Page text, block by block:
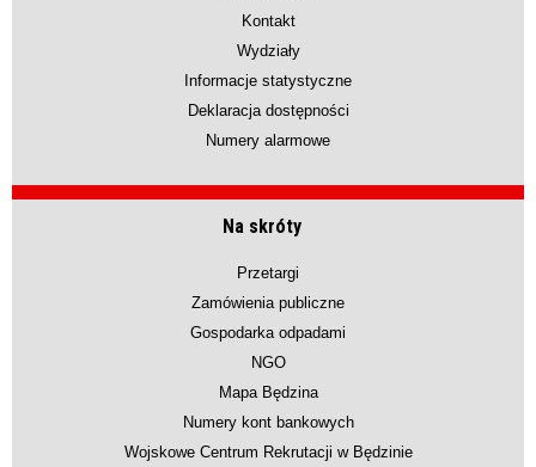
Kontakt
Wydziały
Informacje statystyczne
Deklaracja dostępności
Numery alarmowe
Na skróty
Przetargi
Zamówienia publiczne
Gospodarka odpadami
NGO
Mapa Będzina
Numery kont bankowych
Wojskowe Centrum Rekrutacji w Będzinie